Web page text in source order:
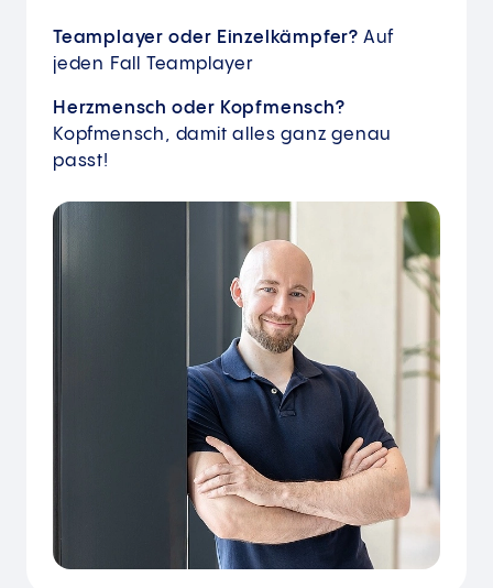
Teamplayer oder Einzelkämpfer? Auf
jeden Fall Teamplayer
Herzmensch oder Kopfmensch?
Kopfmensch, damit alles ganz genau
passt!